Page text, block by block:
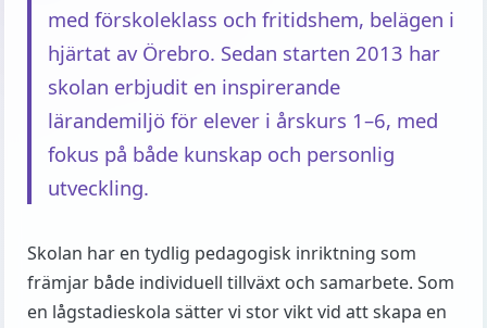
med förskoleklass och fritidshem, belägen i
hjärtat av Örebro. Sedan starten 2013 har
skolan erbjudit en inspirerande
lärandemiljö för elever i årskurs 1–6, med
fokus på både kunskap och personlig
utveckling.
Skolan har en tydlig pedagogisk inriktning som
främjar både individuell tillväxt och samarbete. Som
en lågstadieskola sätter vi stor vikt vid att skapa en